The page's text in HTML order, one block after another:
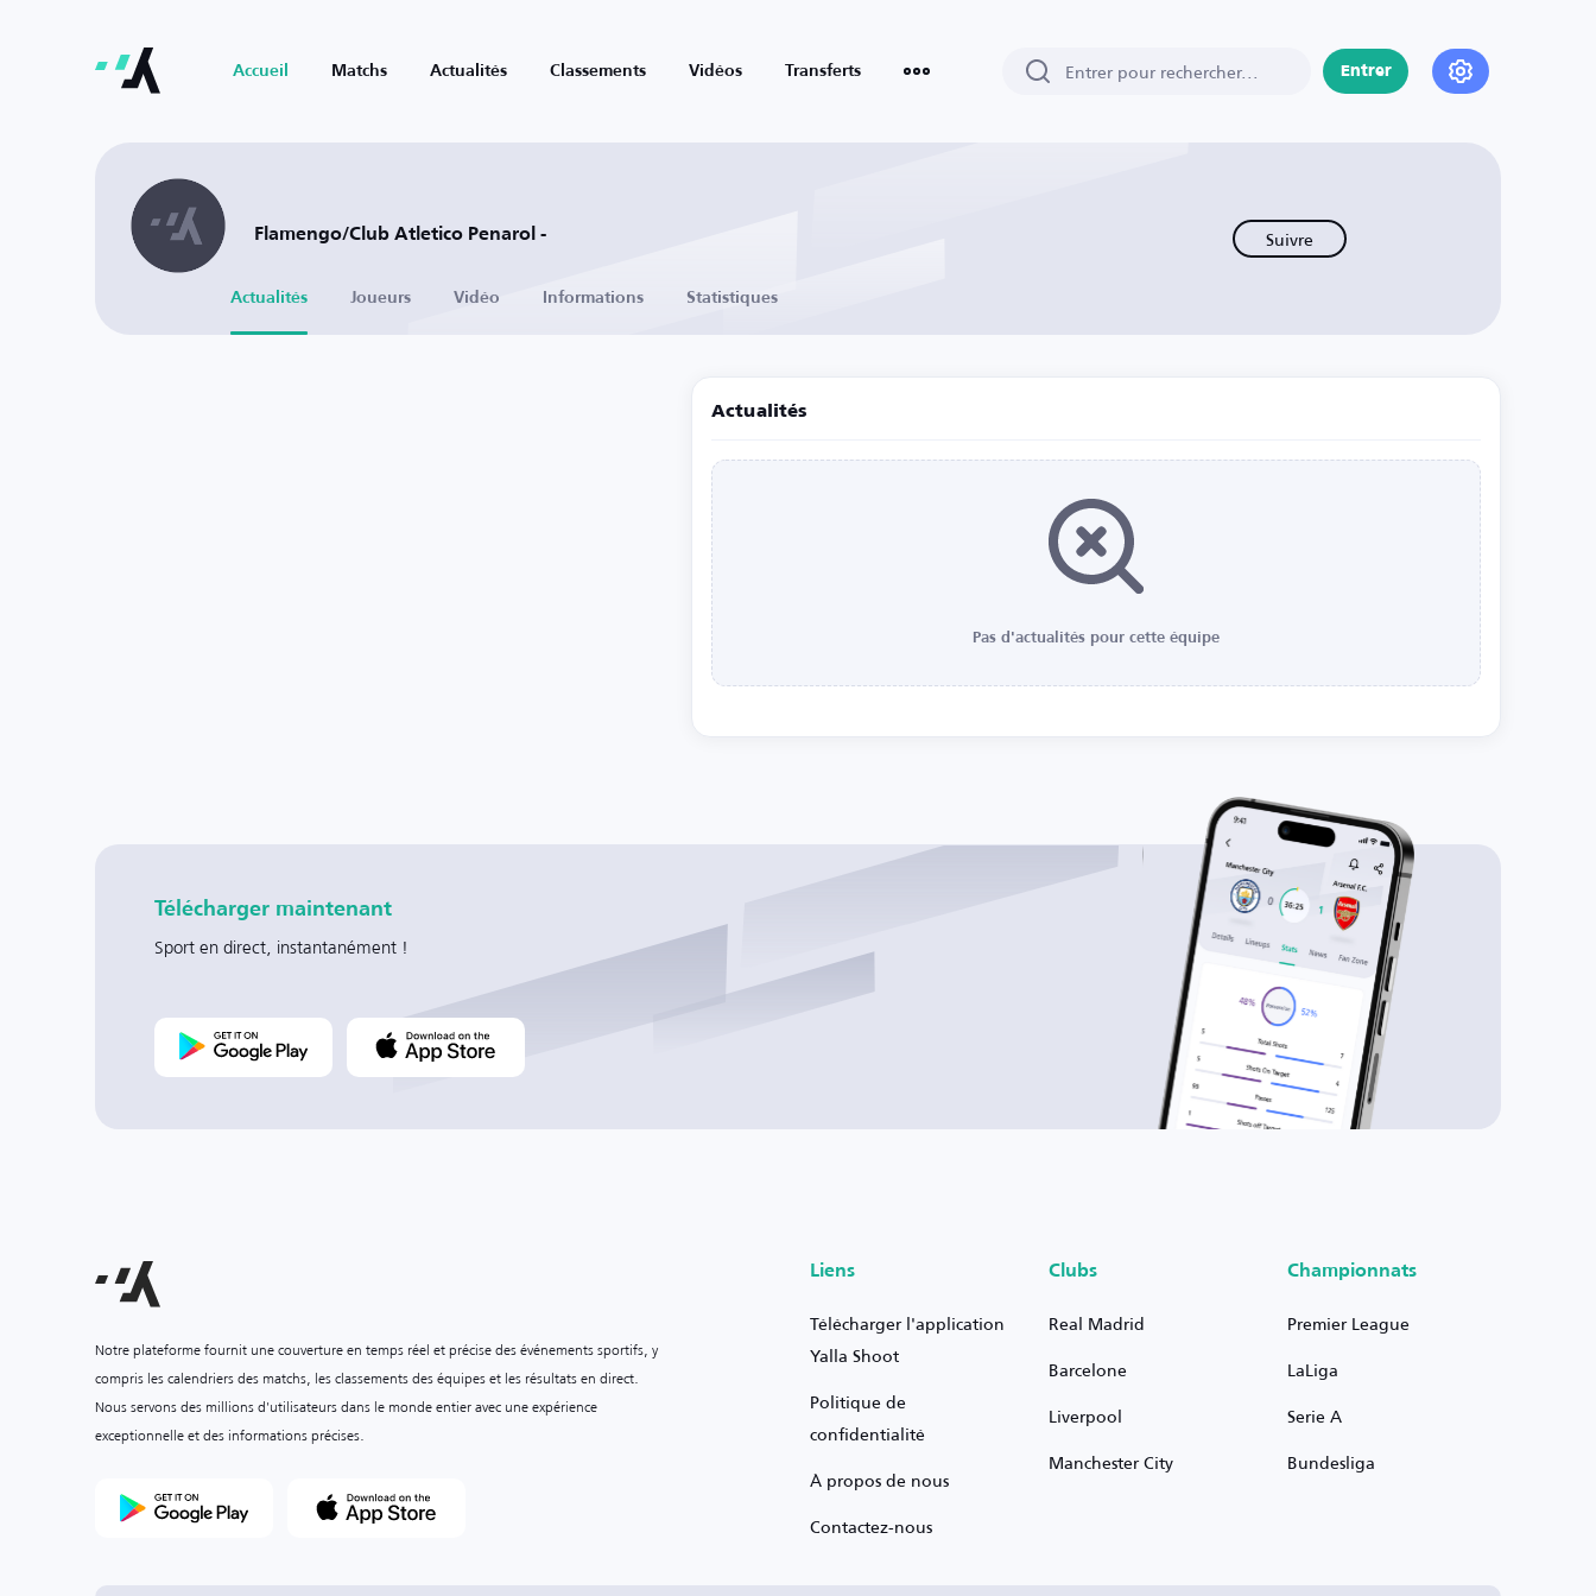
Accueil Matchs Actualités Classements Vidéos Transferts Entrer
Flamengo/Club Atletico Penarol - Suivre
Actualités Joueurs Vidéo Informations Statistiques
Actualités
Pas d'actualités pour cette équipe
Télécharger maintenant
Sport en direct, instantanément !
Notre plateforme fournit une couverture en temps réel et précise des événements sportifs, y
compris les calendriers des matchs, les classements des équipes et les résultats en direct.
Nous servons des millions d'utilisateurs dans le monde entier avec une expérience
exceptionnelle et des informations précises.
Liens
Télécharger l'application
Yalla Shoot
Politique de
confidentialité
À propos de nous
Contactez-nous
Clubs
Real Madrid
Barcelone
Liverpool
Manchester City
Championnats
Premier League
LaLiga
Serie A
Bundesliga